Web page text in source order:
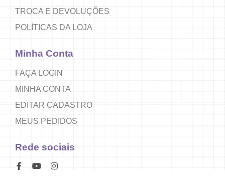
TROCA E DEVOLUÇÕES
POLÍTICAS DA LOJA
Minha Conta
FAÇA LOGIN
MINHA CONTA
EDITAR CADASTRO
MEUS PEDIDOS
Rede sociais